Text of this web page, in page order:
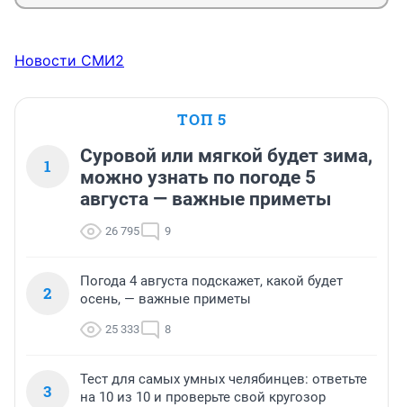
Новости СМИ2
ТОП 5
1
Суровой или мягкой будет зима,
можно узнать по погоде 5
августа — важные приметы
26 795 9
2
Погода 4 августа подскажет, какой будет
осень, — важные приметы
25 333 8
3
Тест для самых умных челябинцев: ответьте
на 10 из 10 и проверьте свой кругозор